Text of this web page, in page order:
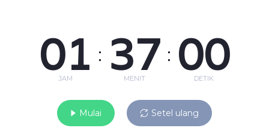
01
JAM
: 37
MENIT
: 00
DETIK
Mulai Setel ulang